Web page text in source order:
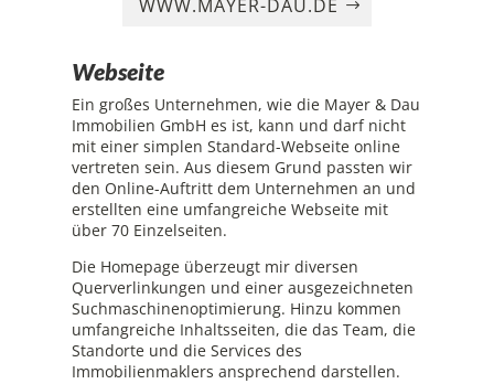
WWW.MAYER-DAU.DE
Webseite
Ein großes Unternehmen, wie die Mayer & Dau
Immobilien GmbH es ist, kann und darf nicht
mit einer simplen Standard-Webseite online
vertreten sein. Aus diesem Grund passten wir
den Online-Auftritt dem Unternehmen an und
erstellten eine umfangreiche Webseite mit
über 70 Einzelseiten.
Die Homepage überzeugt mir diversen
Querverlinkungen und einer ausgezeichneten
Suchmaschinenoptimierung. Hinzu kommen
umfangreiche Inhaltsseiten, die das Team, die
Standorte und die Services des
Immobilienmaklers ansprechend darstellen.